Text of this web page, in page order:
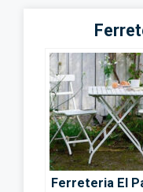
Ferreteria El